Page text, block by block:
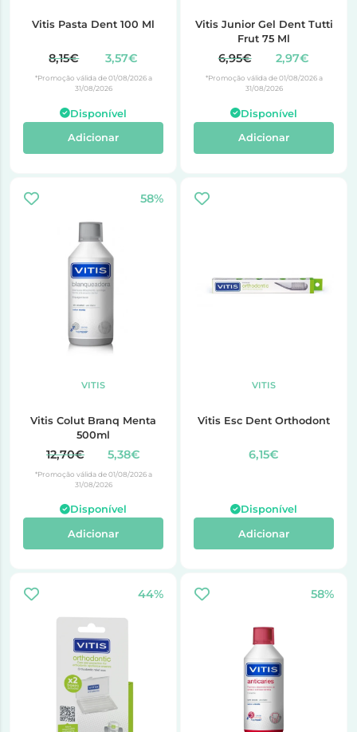
Vitis Pasta Dent 100 Ml
8,15€ 3,57€
*Promoção válida de 01/08/2026 a
31/08/2026
Disponível
Adicionar
Vitis Junior Gel Dent Tutti
Frut 75 Ml
6,95€ 2,97€
*Promoção válida de 01/08/2026 a
31/08/2026
Disponível
Adicionar
58%
VITIS
Vitis Colut Branq Menta
500ml
12,70€ 5,38€
*Promoção válida de 01/08/2026 a
31/08/2026
Disponível
Adicionar
VITIS
Vitis Esc Dent Orthodont
6,15€
Disponível
Adicionar
44% 58%